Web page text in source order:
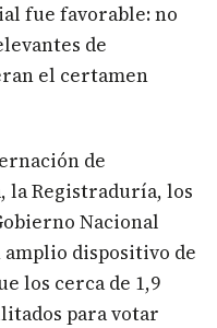
fue favorable: no
de
el certamen
de
la Registraduría, los
Nacional
dispositivo de
los cerca de 1,9
para votar